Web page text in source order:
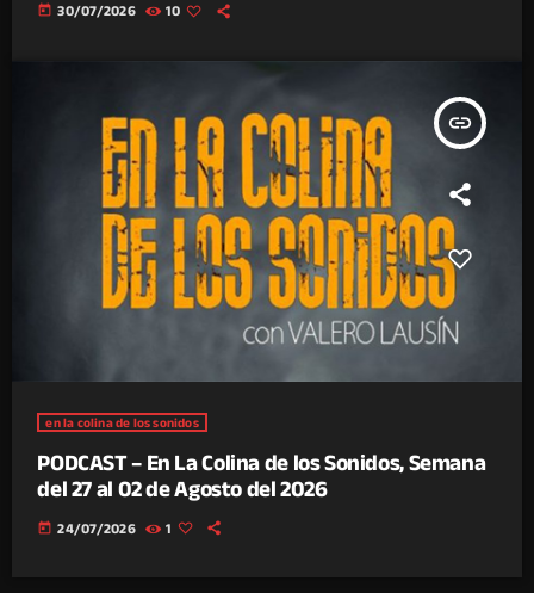
today 30/07/2026 10
insert_link
en la colina de los sonidos
PODCAST – En La Colina de los Sonidos, Semana
del 27 al 02 de Agosto del 2026
today 24/07/2026 1